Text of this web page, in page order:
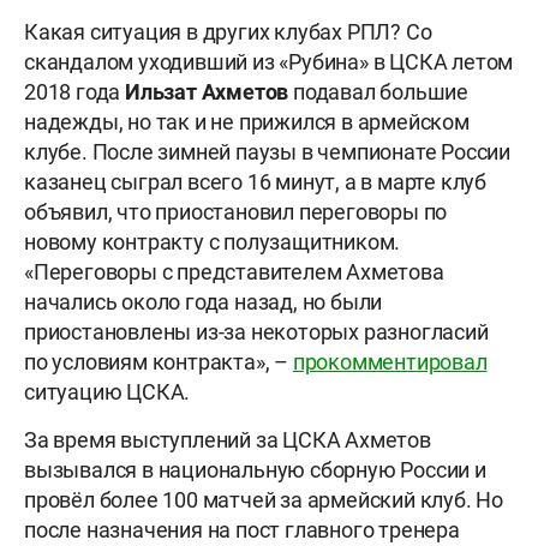
Какая ситуация в других клубах РПЛ? Со
скандалом уходивший из «Рубина» в ЦСКА летом
2018 года Ильзат Ахметов подавал большие
надежды, но так и не прижился в армейском
клубе. После зимней паузы в чемпионате России
казанец сыграл всего 16 минут, а в марте клуб
объявил, что приостановил переговоры по
новому контракту с полузащитником.
«Переговоры с представителем Ахметова
начались около года назад, но были
приостановлены из-за некоторых разногласий
по условиям контракта», – прокомментировал
ситуацию ЦСКА.
За время выступлений за ЦСКА Ахметов
вызывался в национальную сборную России и
провёл более 100 матчей за армейский клуб. Но
после назначения на пост главного тренера